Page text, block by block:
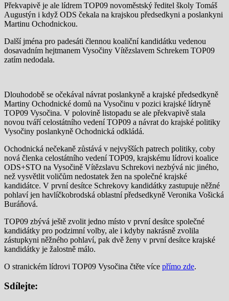
Překvapivě je ale lídrem TOP09 novoměstský ředitel školy Tomáš
Augustýn i když ODS čekala na krajskou předsedkyni a poslankyni
Martinu Ochodnickou.
Další jména pro padesáti člennou koaliční kandidátku vedenou
dosavadním hejtmanem Vysočiny Vítězslavem Schrekem TOP09
zatím nedodala.
Dlouhodobě se očekával návrat poslankyně a krajské předsedkyně
Martiny Ochodnické domů na Vysočinu v pozici krajské lídryně
TOP09 Vysočina. V polovině listopadu se ale překvapivě stala
novou tváří celostátního vedení TOP09 a návrat do krajské politiky
Vysočiny poslankyně Ochodnická odkládá.
Ochodnická nečekaně zůstává v nejvyšších patrech politiky, coby
nová členka celostátního vedení TOP09, krajskému lídrovi koalice
ODS+STO na Vysočině Vítězslavu Schrekovi nezbývá nic jiného,
než vysvětlit voličům nedostatek žen na společné krajské
kandidátce. V první desítce Schrekovy kandidátky zastupuje něžné
pohlaví jen havlíčkobrodská oblastní předsedkyně Veronika Vošická
Buráňová.
TOP09 zbývá ještě zvolit jedno místo v první desítce společné
kandidátky pro podzimní volby, ale i kdyby nakrásně zvolila
zástupkyni něžného pohlaví, pak dvě ženy v první desítce krajské
kandidátky je žalostně málo.
O stranickém lídrovi TOP09 Vysočina čtěte více přímo zde.
Sdílejte: